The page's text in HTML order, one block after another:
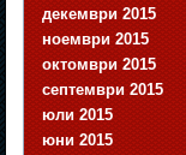
декември 2015
ноември 2015
октомври 2015
септември 2015
юли 2015
юни 2015